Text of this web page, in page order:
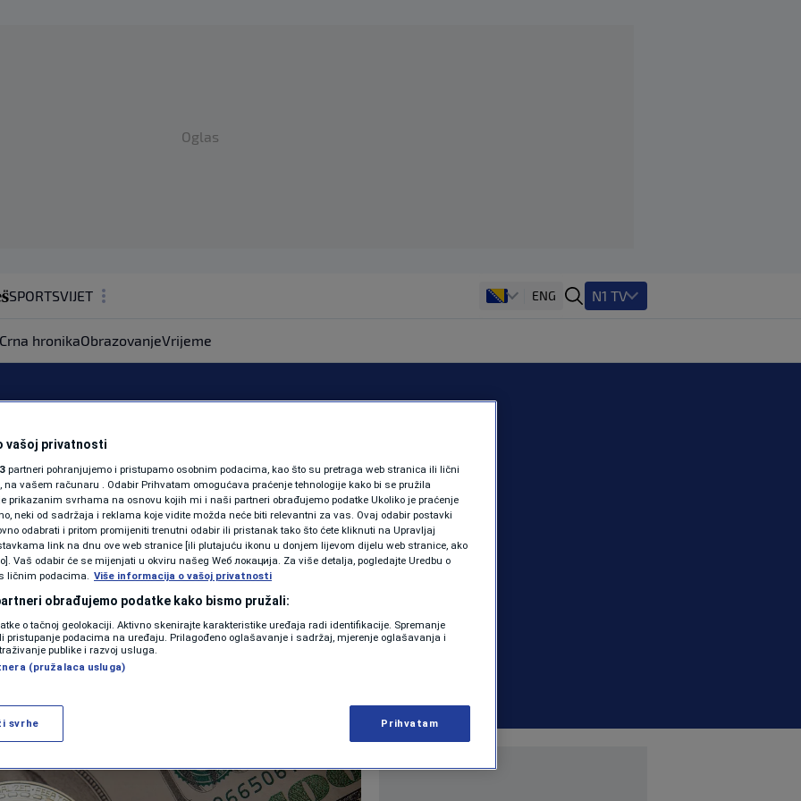
Oglas
SPORTSVIJET
ZDRAVLJE
SHOWBIZ
PODCAST
N1 SPECIJAL
FENOMENI
NEISTRAŽENO
VIRALNO
VIDEO
ENG N1 TV
Crna hronikaObrazovanjeVrijeme
nakon
na američkim
| EKONOMIJA 0 komentara
Više
vašoj privatnosti
partneri pohranjujemo i pristupamo osobnim podacima, kao što su pretraga web stranica ili lični
na vašem računaru . Odabir Prihvatam omogućava praćenje tehnologije kako bi se pružila
prikazanim svrhama na osnovu kojih mi i naši partneri obrađujemo podatke Ukoliko je praćenje
neki od sadržaja i reklama koje vidite možda neće biti relevantni za vas. Ovaj odabir postavki
odabrati i pritom promijeniti trenutni odabir ili pristanak tako što ćete kliknuti na Upravljaj
link na dnu ove web stranice [ili plutajuću ikonu u donjem lijevom dijelu web stranice, ako
Vaš odabir će se mijenjati u okviru našeg Wеб локација. Za više detalja, pogledajte Uredbu o
ličnim podacima. Više informacija o vašoj privatnosti
obrađujemo podatke kako bismo pružali:
o tačnoj geolokaciji. Aktivno skenirajte karakteristike uređaja radi identifikacije. Spremanje
pristupanje podacima na uređaju. Prilagođeno oglašavanje i sadržaj, mjerenje oglašavanja i
publike i razvoj usluga.
(pružalaca usluga)
svrhe Prihvatam